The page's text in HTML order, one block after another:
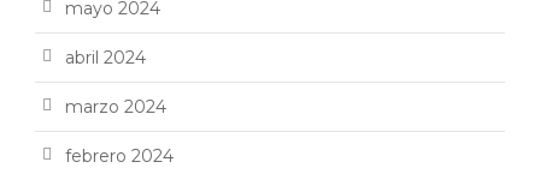
mayo 2024
abril 2024
marzo 2024
febrero 2024